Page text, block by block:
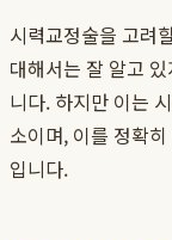
시력교정술을 고려
대해서는 잘 알고
니다. 하지만 이는
소이며, 이를 정확
입니다.